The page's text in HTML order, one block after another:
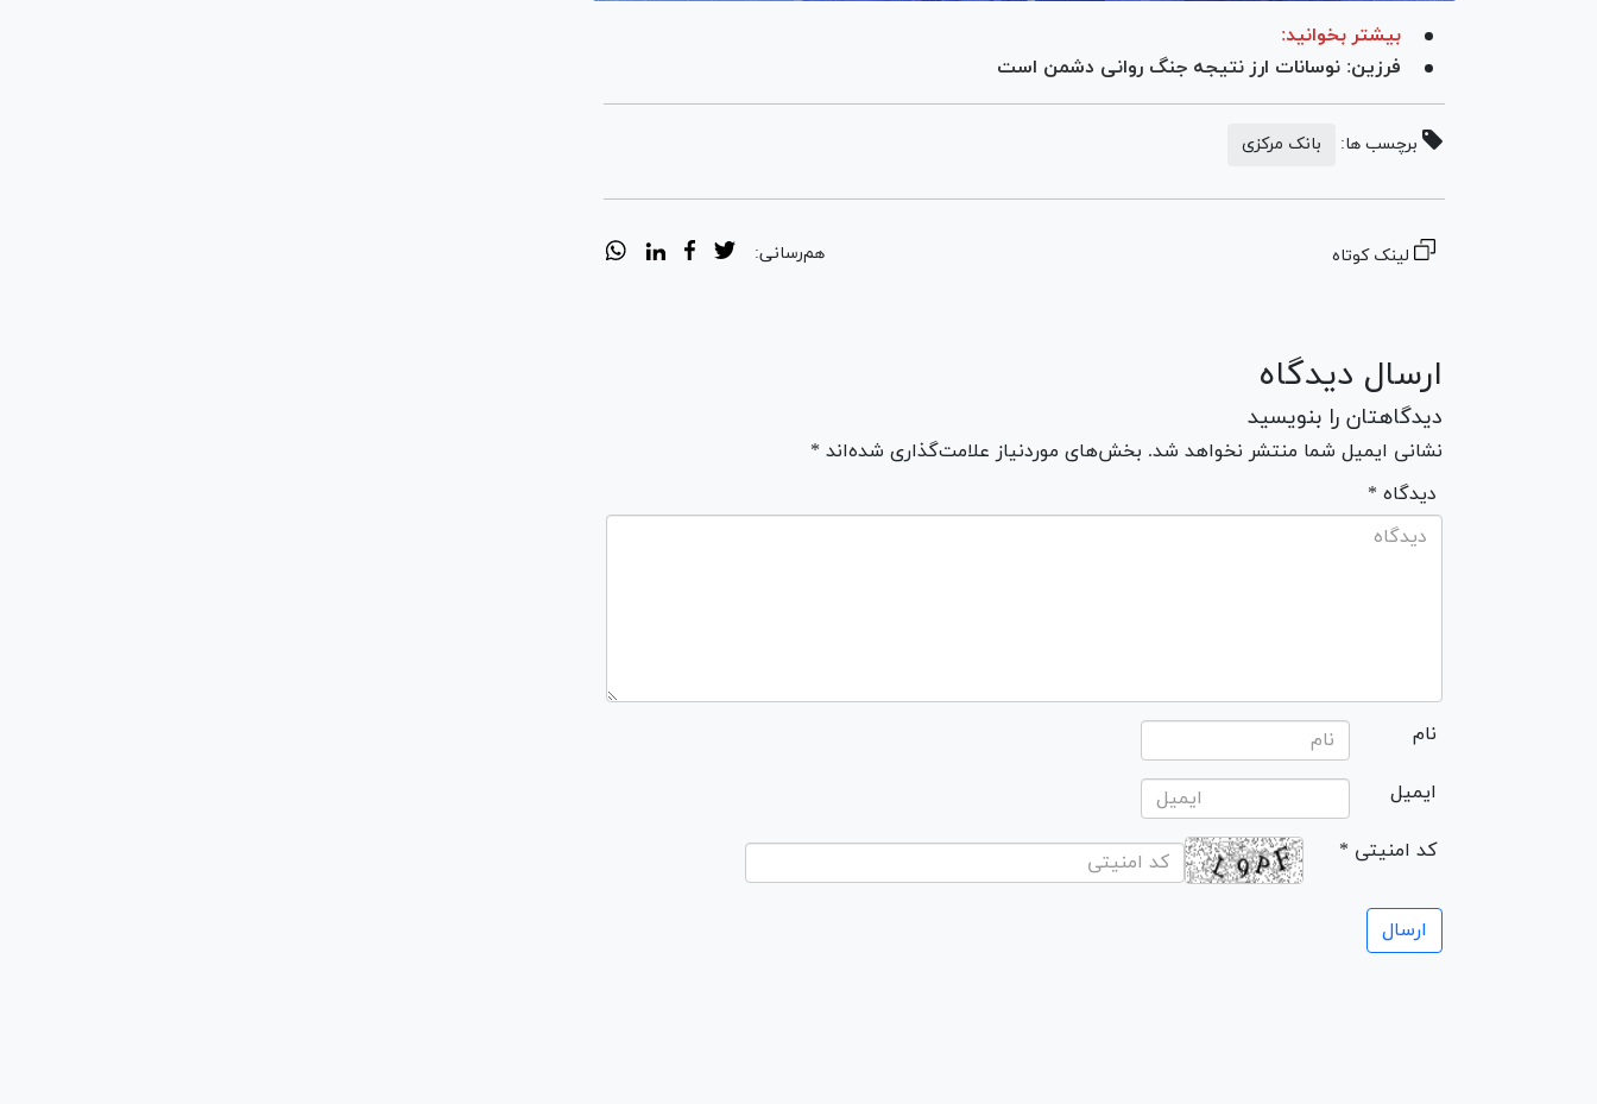
بیشتر بخوانید:
فرزین: نوسانات ارز نتیجه جنگ روانی دشمن است
برچسب ها: بانک مرکزی
لینک کوتاه هم‌رسانی:
ارسال دیدگاه
دیدگاهتان را بنویسید
نشانی ایمیل شما منتشر نخواهد شد. بخش‌های موردنیاز علامت‌گذاری شده‌اند *
* دیدگاه
نام
ایمیل
* کد امنیتی